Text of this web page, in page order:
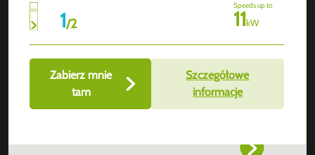
1/2
Speeds up to
11kW
Zabierz mnie
tam
Szczegółowe
informacje